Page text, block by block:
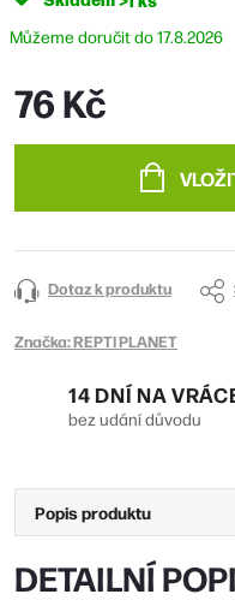
17.8.2026
76 Kč
Dotaz k produktu
Značka:REPTI PLANET
14 DNÍ NA
bez udání důvodu
Popis produktu
DETAILNÍ